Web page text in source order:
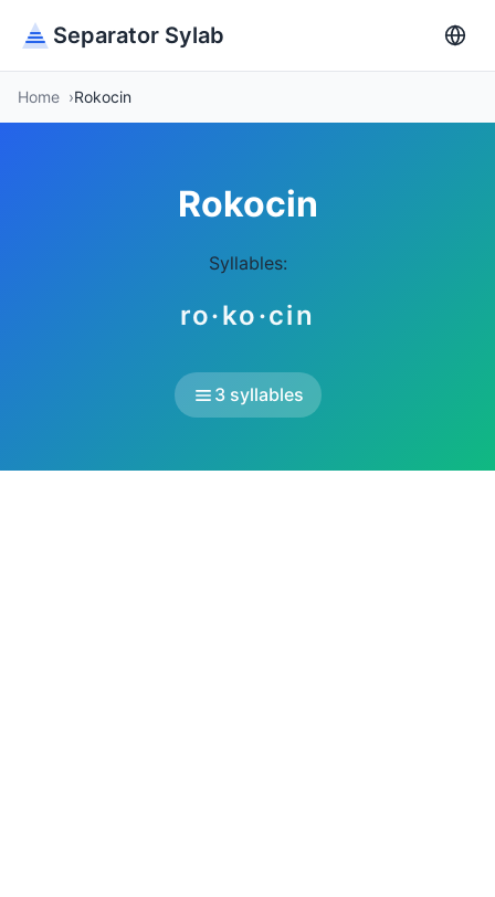
Separator Sylab
Home Rokocin
Rokocin
Syllables:
ro·ko·cin
3 syllables